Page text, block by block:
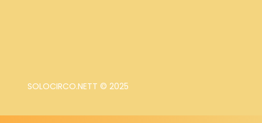
SOLOCIRCO.NETT © 2025